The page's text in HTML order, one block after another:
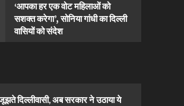
‘आपका हर एक वोट महिलाओं को
सशक्त करेगा’, सोनिया गांधी का दिल्ली
वासियों को संदेश
दिल्लीवासी, अब सरकार ने उठाया ये